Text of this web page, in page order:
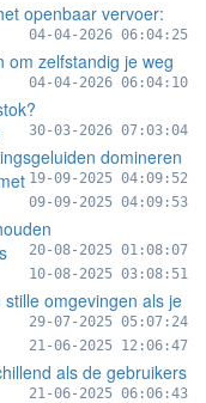
openbaar vervoer:
04-04-2026 06:04:25
om zelfstandig je weg
04-04-2026 06:04:10
30-03-2026 07:03:04
domineren
19-09-2025 04:09:52
09-09-2025 04:09:53
20-08-2025 01:08:07
10-08-2025 03:08:51
omgevingen als je
29-07-2025 05:07:24
21-06-2025 12:06:47
als de gebruikers
21-06-2025 06:06:43